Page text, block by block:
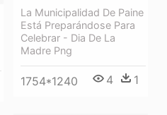
La Municipalidad De Paine
Está Preparándose Para
Celebrar - Dia De La
Madre Png
1754*1240 4 1